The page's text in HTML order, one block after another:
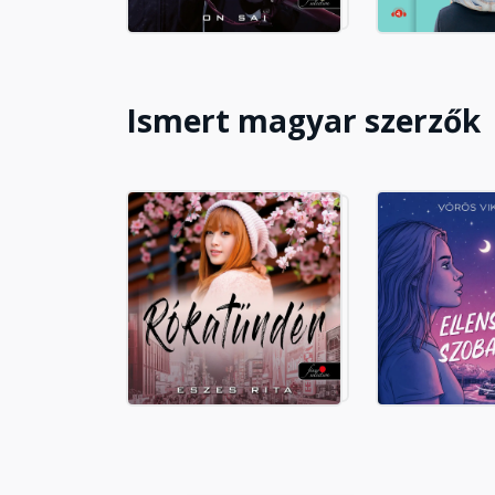
Ismert magyar szerzők